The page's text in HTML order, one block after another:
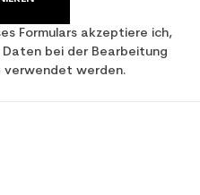
Formulars akzeptiere ich,
bei der Bearbeitung
verwendet werden.